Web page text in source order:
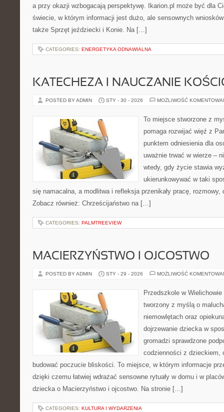
a przy okazji wzbogacają perspektywę. Ikarion.pl może być dla
świecie, w którym informacji jest dużo, ale sensownych
także Sprzęt jeździecki i Konie. Na […]
CATEGORIES: ENERGETYKA ODNAWIALNA
KATECHEZA I NAUCZANIE
POSTED BY ADMIN STY - 30 - 2026 MOŻLIWOŚĆ
To miejsce stworzone z
pomaga rozwijać więź z
punktem odniesienia dla
uważnie trwać w wierze –
wtedy, gdy życie stawia
ukierunkowywać w taki
się namacalna, a modlitwa i refleksja przenikały pracę,
Zobacz również: Chrześcijaństwo na […]
CATEGORIES: PALMTREEVIEW
MACIERZYŃSTWO I OJCOSTWO
POSTED BY ADMIN STY - 29 - 2026 MOŻLIWOŚĆ
Przedszkole w
tworzony z myślą o
niemowlętach oraz
dojrzewanie dziecka w
gromadzi sprawdzone
codzienności z dzieckiem,
budować poczucie bliskości. To miejsce, w którym informacje
dzięki czemu łatwiej wdrażać sensowne rytuały w domu i w
dziecka o Macierzyństwo i ojcostwo. Na stronie […]
CATEGORIES: KULTURA I WYDARZENIA